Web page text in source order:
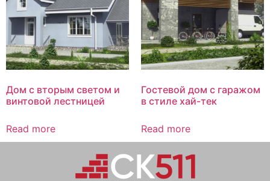
Дом с вторым светом и
винтовой лестницей
Read more
Гостевой дом с гаражом
в стиле хай-тек
Read more